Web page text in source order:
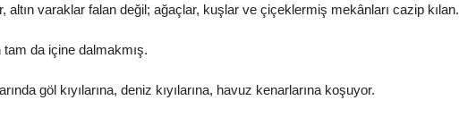
varaklar falan değil; ağaçlar, kuşlar ve çiçeklermiş mekânları cazip kılan.
da içine dalmakmış.
göl kıyılarına, deniz kıyılarına, havuz kenarlarına koşuyor.